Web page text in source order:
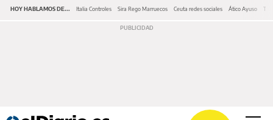
HOY HABLAMOS DE... Italia Controles Sira Rego Marruecos Ceuta redes sociales Ático Ayuso